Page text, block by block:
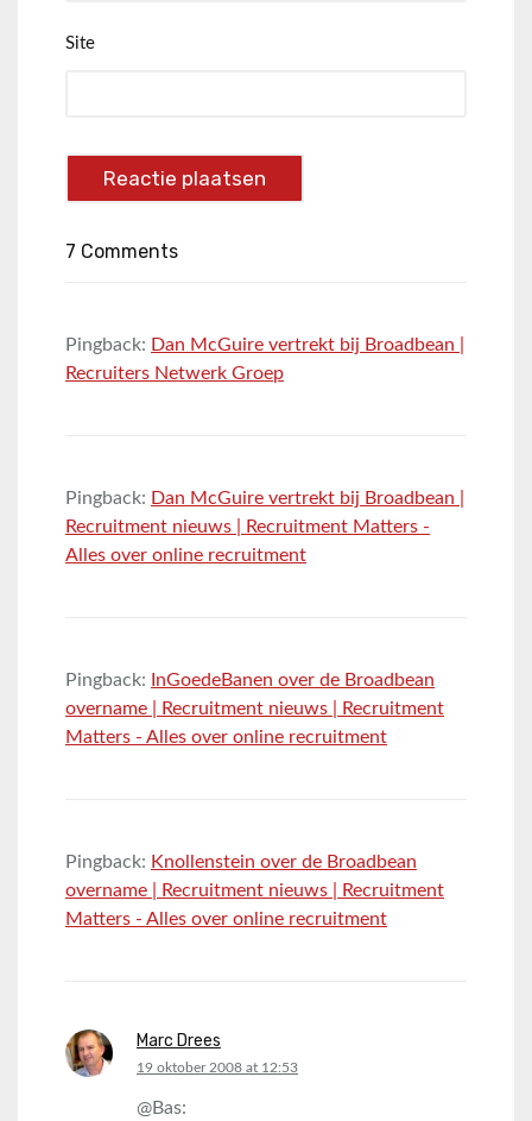
Site
7 Comments
Pingback: Dan McGuire vertrekt bij Broadbean |
Recruiters Netwerk Groep
Pingback: Dan McGuire vertrekt bij Broadbean |
Recruitment nieuws | Recruitment Matters -
Alles over online recruitment
Pingback:
InGoedeBanen over de Broadbean
overname | Recruitment nieuws | Recruitment
Matters - Alles over online recruitment
Pingback: Knollenstein over de Broadbean
overname | Recruitment nieuws | Recruitment
Matters - Alles over online recruitment
Marc Drees
says:
19 oktober 2008 at 12:53
@Bas: